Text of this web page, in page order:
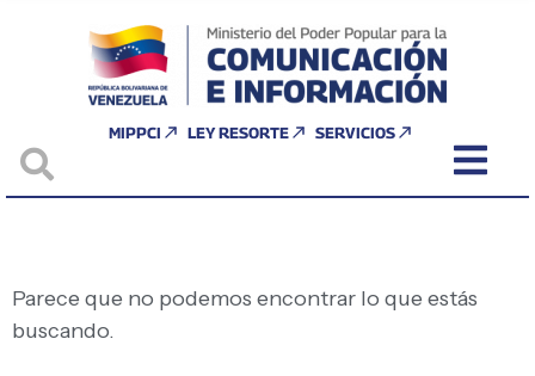
MIPPCI LEY RESORTE SERVICIOS
Parece que no podemos encontrar lo que estás
buscando.